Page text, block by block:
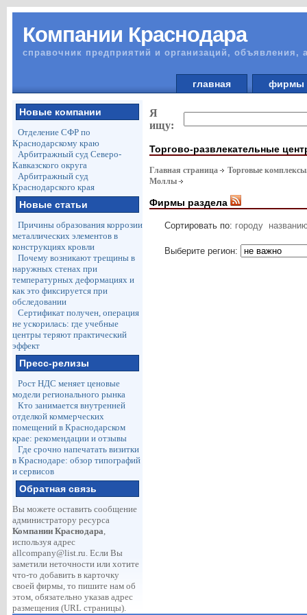
Компании Краснодара
справочник предприятий и организаций, объявления,
главная
Новые компании
Отделение СФР по
Краснодарскому краю
Арбитражный суд Северо-
Кавказского округа
Арбитражный суд
Краснодарского края
Новые статьи
Причины образования коррозии
металлических элементов в
конструкциях кровли
Почему возникают трещины в
наружных стенах при
температурных деформациях и
как это фиксируется при
обследовании
Сертификат получен, операция
не ускорилась: где учебные
центры теряют практический
эффект
Пресс-релизы
Рост НДС меняет ценовые
модели регионального рынка
Кто занимается внутренней
отделкой коммерческих
помещений в Краснодарском
крае: рекомендации и отзывы
Где срочно напечатать визитки
в Краснодаре: обзор типографий
и сервисов
Обратная связь
Вы можете оставить сообщение
администратору ресурса
Компании Краснодара,
используя адрес
allcompany@list.ru. Если Вы
заметили неточности или хотите
что-то добавить в карточку
своей фирмы, то пишите нам об
этом, обязательно указав адрес
размещения (URL страницы).
Я
ищу:
Торгово-развлекательные
Главная страница
Торговые
Моллы
Фирмы раздела
Сортировать по: городу
Выберите регион: